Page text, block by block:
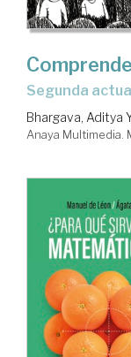
Segunda
Bhargava, Aditya
Anaya Multimedia.